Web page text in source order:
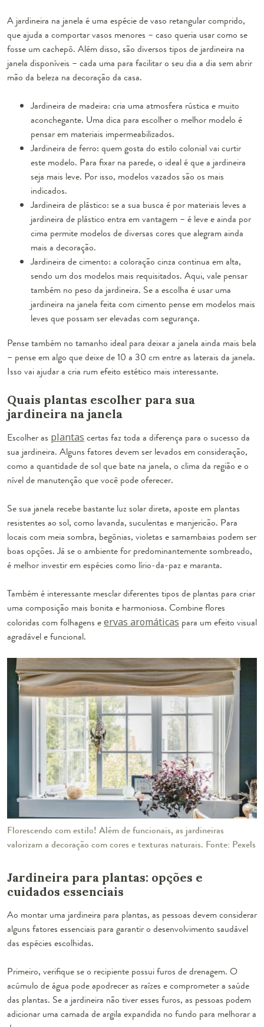
A jardineira na janela é uma espécie de vaso retangular comprido,
que ajuda a comportar vasos menores – caso queria usar como se
fosse um cachepô. Além disso, são diversos tipos de jardineira na
janela disponíveis – cada uma para facilitar o seu dia a dia sem abrir
mão da beleza na decoração da casa.
Jardineira de madeira: cria uma atmosfera rústica e muito
aconchegante. Uma dica para escolher o melhor modelo é
pensar em materiais impermeabilizados.
Jardineira de ferro: quem gosta do estilo colonial vai curtir
este modelo. Para fixar na parede, o ideal é que a jardineira
seja mais leve. Por isso, modelos vazados são os mais
indicados.
Jardineira de plástico: se a sua busca é por materiais leves a
jardineira de plástico entra em vantagem – é leve e ainda por
cima permite modelos de diversas cores que alegram ainda
mais a decoração.
Jardineira de cimento: a coloração cinza continua em alta,
sendo um dos modelos mais requisitados. Aqui, vale pensar
também no peso da jardineira. Se a escolha é usar uma
jardineira na janela feita com cimento pense em modelos mais
leves que possam ser elevadas com segurança.
Pense também no tamanho ideal para deixar a janela ainda mais bela
– pense em algo que deixe de 10 a 30 cm entre as laterais da janela.
Isso vai ajudar a cria rum efeito estético mais interessante.
Quais plantas escolher para sua
jardineira na janela
Escolher as plantas certas faz toda a diferença para o sucesso da
sua jardineira. Alguns fatores devem ser levados em consideração,
como a quantidade de sol que bate na janela, o clima da região e o
nível de manutenção que você pode oferecer.
Se sua janela recebe bastante luz solar direta, aposte em plantas
resistentes ao sol, como lavanda, suculentas e manjericão. Para
locais com meia sombra, begônias, violetas e samambaias podem ser
boas opções. Já se o ambiente for predominantemente sombreado,
é melhor investir em espécies como lírio-da-paz e maranta.
Também é interessante mesclar diferentes tipos de plantas para criar
uma composição mais bonita e harmoniosa. Combine flores
coloridas com folhagens eervas aromáticas para um efeito visual
agradável e funcional.
Florescendo com estilo! Além de funcionais, as jardineiras
valorizam a decoração com cores e texturas naturais. Fonte: Pexels
Jardineira para plantas: opções e
cuidados essenciais
Ao montar uma jardineira para plantas, as pessoas devem considerar
alguns fatores essenciais para garantir o desenvolvimento saudável
das espécies escolhidas.
Primeiro, verifique se o recipiente possui furos de drenagem. O
acúmulo de água pode apodrecer as raízes e comprometer a saúde
das plantas. Se a jardineira não tiver esses furos, as pessoas podem
adicionar uma camada de argila expandida no fundo para melhorar a